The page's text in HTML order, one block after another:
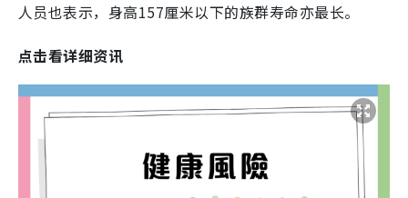
人员也表示，身高157厘米以下的族群寿命亦最长。
点击看详细资讯